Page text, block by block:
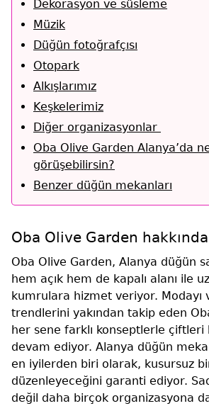
Dekorasyon ve süsleme
Müzik
Düğün fotoğrafçısı
Otopark
Alkışlarımız
Keşkelerimiz
Diğer organizasyonlar
Oba Olive Garden Alanya’da
görüşebilirsin?
Benzer düğün mekanları
Oba Olive Garden hakkında
Oba Olive Garden, Alanya düğün
hem açık hem de kapalı alanı ile
kumrulara hizmet veriyor. Modayı
trendlerini yakından takip eden
her sene farklı konseptlerle çiftleri
devam ediyor. Alanya düğün
en iyilerden biri olarak, kusursuz
düzenleyeceğini garanti ediyor.
değil daha birçok organizasyona